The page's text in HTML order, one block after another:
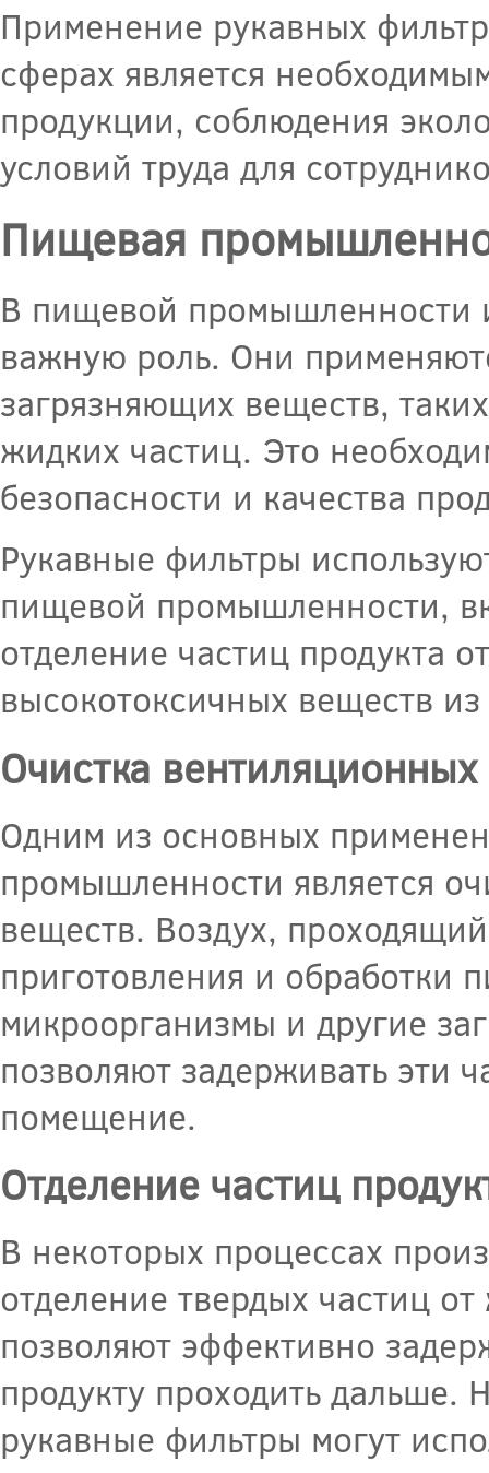
Применение рукавных
сферах является
продукции, соблюдения
условий труда для
Пищевая
В пищевой промышленности
важную роль. Они
загрязняющих веществ,
жидких частиц. Это
безопасности и качества
Рукавные фильтры
пищевой промышленности,
отделение частиц продукта
высокотоксичных веществ
Очистка вентиляционных
Одним из основных
промышленности является
веществ. Воздух,
приготовления и обработки
микроорганизмы и другие
позволяют задерживать эти
помещение.
Отделение частиц
В некоторых процессах
отделение твердых частиц
позволяют эффективно
продукту проходить дальше.
рукавные фильтры могут